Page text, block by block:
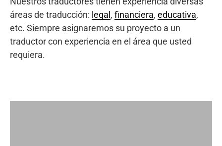
áreas de traducción: legal , financiera, educativa,
etc. Siempre asignaremos su proyecto a un
traductor con experiencia en el área que usted
requiera.